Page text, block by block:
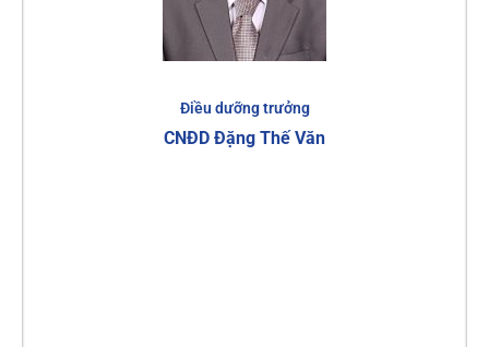
Điều dưỡng trưởng
CNĐD Đặng Thế Văn